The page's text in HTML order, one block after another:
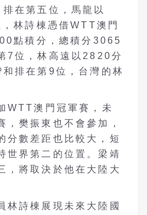
在第五位，馬龍以
林詩棟憑借WTT澳門
點積分，總積分3065
7位，林高遠以2820分
排在第9位，台灣的林
WTT澳門冠軍賽，未
，樊振東也不會參加，
分數差距也比較大，短
世界第二的位置。梁靖
，將取決於他在大陸大
林詩棟展現未來大陸國